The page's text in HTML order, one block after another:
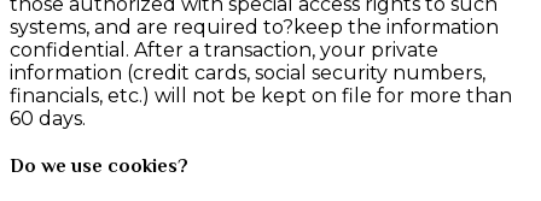
systems, and are required to?keep the information
confidential. After a transaction, your private
information (credit cards, social security numbers,
financials, etc.) will not be kept on file for more than
60 days.
Do we use cookies?